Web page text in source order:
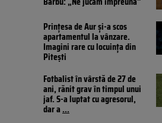
Prințesa de Aur și-a scos
apartamentul la vânzare.
Imagini rare cu locuința din
Pitești
Fotbalist în vârstă de 27 de
ani, rănit grav în timpul unui
jaf. S-a luptat cu agresorul,
dar a...